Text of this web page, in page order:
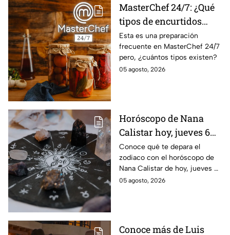
MasterChef 24/7: ¿Qué
tipos de encurtidos
hay?
Esta es una preparación
frecuente en MasterChef 24/7
pero, ¿cuántos tipos existen?
05 agosto, 2026
Horóscopo de Nana
Calistar hoy, jueves 6
de agosto: a estos
signos se les abren las
puertas del dinero
Conoce qué te depara el
zodiaco con el horóscopo de
Nana Calistar de hoy, jueves 6
de agosto. ¿Será dinero o
05 agosto, 2026
Conoce más de Luis